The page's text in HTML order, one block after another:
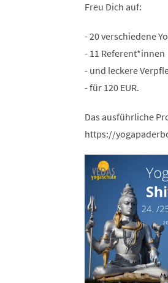
Freu Dich auf:
- 20 verschiedene
- 11 Referent*innen
- und leckere
- für 120 EUR.
Das ausführliche
https://